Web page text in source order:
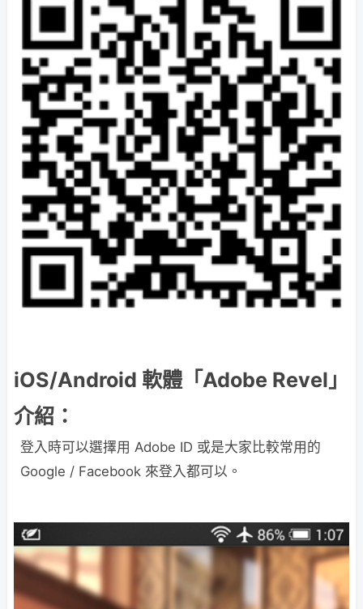
iOS/Android 軟體「Adobe Revel」
介紹：
登入時可以選擇用 Adobe ID 或是大家比較常用的
Google / Facebook 來登入都可以。